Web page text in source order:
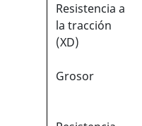
Resistencia a
la tracción
(XD)
Grosor